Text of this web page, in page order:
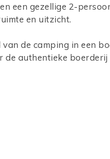
een gezellige 2-
en uitzicht.
de camping in een
de authentieke boerderij